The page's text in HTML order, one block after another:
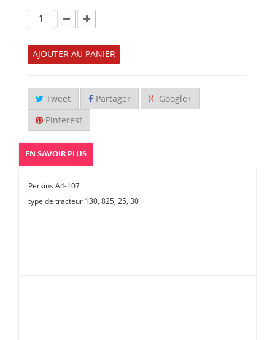
AJOUTER AU PANIER
Tweet Partager Google+
Pinterest
EN SAVOIR PLUS
Perkins A4-107
type de tracteur 130, 825, 25, 30